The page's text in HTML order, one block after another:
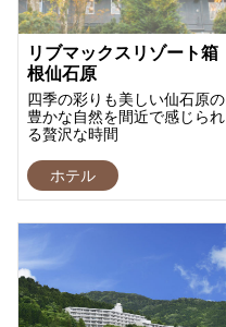
リブマックスリゾート箱
根仙石原
四季の彩りも美しい仙石原の
豊かな自然を間近で感じられ
る贅沢な時間
ホテル